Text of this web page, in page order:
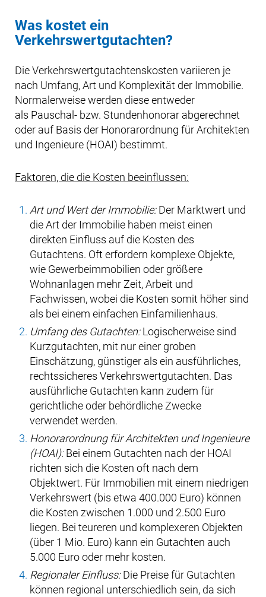
Was kostet ein
Verkehrswertgutachten?
Die Verkehrswertgutachtenskosten variieren je
nach Umfang, Art und Komplexität der Immobilie.
Normalerweise werden diese entweder
als Pauschal- bzw. Stundenhonorar abgerechnet
oder auf Basis der Honorarordnung für Architekten
und Ingenieure (HOAI) bestimmt.
Faktoren, die die Kosten beeinflussen:
Art und Wert der Immobilie:Der Marktwert und
die Art der Immobilie haben meist einen
direkten Einfluss auf die Kosten des
Gutachtens. Oft erfordern komplexe Objekte,
wie Gewerbeimmobilien oder größere
Wohnanlagen mehr Zeit, Arbeit und
Fachwissen, wobei die Kosten somit höher sind
als bei einem einfachen Einfamilienhaus.
Umfang des Gutachten:Logischerweise sind
Kurzgutachten, mit nur einer groben
Einschätzung, günstiger als ein ausführliches,
rechtssicheres Verkehrswertgutachten. Das
ausführliche Gutachten kann zudem für
gerichtliche oder behördliche Zwecke
verwendet werden.
Honorarordnung für Architekten und Ingenieure
(HOAI):Bei einem Gutachten nach der HOAI
richten sich die Kosten oft nach dem
Objektwert. Für Immobilien mit einem niedrigen
Verkehrswert (bis etwa 400.000 Euro) können
die Kosten zwischen 1.000 und 2.500 Euro
liegen. Bei teureren und komplexeren Objekten
(über 1 Mio. Euro) kann ein Gutachten auch
5.000 Euro oder mehr kosten.
Regionaler Einfluss:Die Preise für Gutachten
können regional unterschiedlich sein, da sich